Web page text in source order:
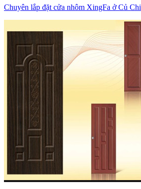
Chuyên lắp đặt cửa nhôm XingFa ở Củ Chi